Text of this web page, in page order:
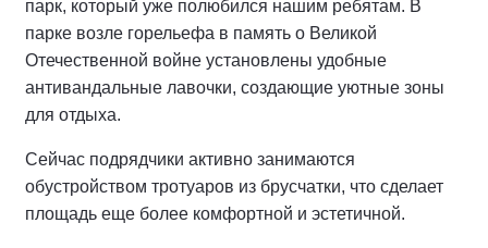
парк, который уже полюбился нашим ребятам. В
парке возле горельефа в память о Великой
Отечественной войне установлены удобные
антивандальные лавочки, создающие уютные зоны
для отдыха.
Сейчас подрядчики активно занимаются
обустройством тротуаров из брусчатки, что сделает
площадь еще более комфортной и эстетичной.